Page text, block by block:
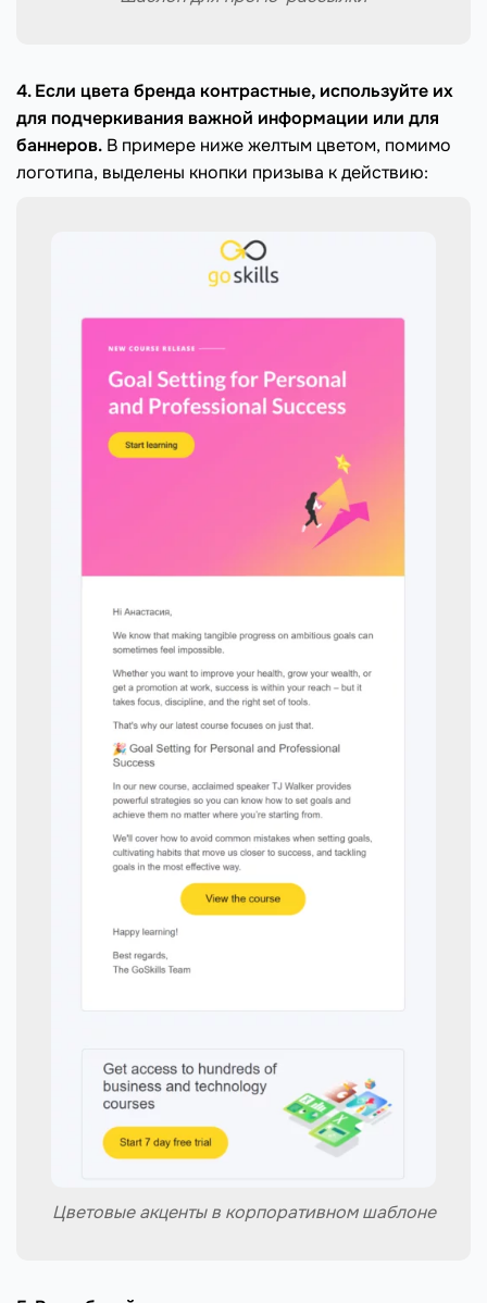
4. Если цвета бренда контрастные, используйте их
для подчеркивания важной информации или для
баннеров. В примере ниже желтым цветом, помимо
логотипа, выделены кнопки призыва к действию:
Цветовые акценты в корпоративном шаблоне